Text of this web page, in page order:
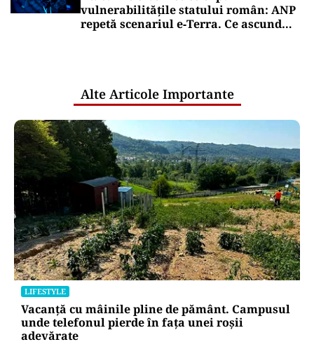
vulnerabilitățile statului român: ANP
repetă scenariul e‑Terra. Ce ascund
Alte Articole Importante
LIFESTYLE
Vacanță cu mâinile pline de pământ. Campusul
unde telefonul pierde în fața unei roșii
adevărate